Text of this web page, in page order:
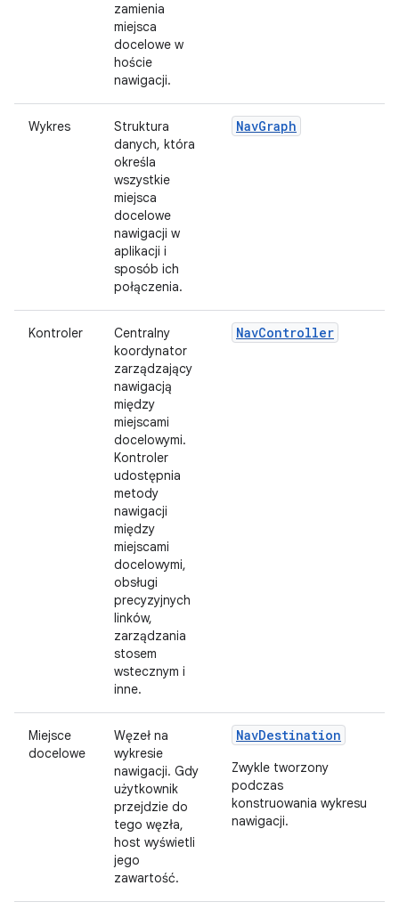
zamienia
miejsca
docelowe w
hoście
nawigacji.
Wykres
Struktura
danych, która
określa
wszystkie
miejsca
docelowe
nawigacji w
aplikacji i
sposób ich
połączenia.
NavGraph
Kontroler
Centralny
koordynator
zarządzający
nawigacją
między
miejscami
docelowymi.
Kontroler
udostępnia
metody
nawigacji
między
miejscami
docelowymi,
obsługi
precyzyjnych
linków,
zarządzania
stosem
wstecznym i
inne.
NavController
Miejsce
docelowe
Węzeł na
wykresie
nawigacji. Gdy
użytkownik
przejdzie do
tego węzła,
host wyświetli
jego
zawartość.
NavDestination
Zwykle tworzony
podczas
konstruowania wykresu
nawigacji.